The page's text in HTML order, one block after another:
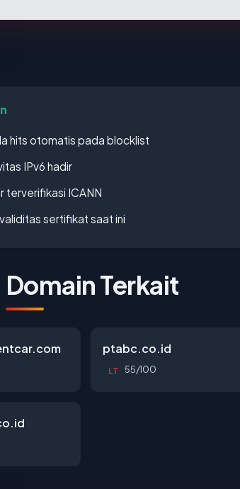
hits otomatis pada blocklist
IPv6 hadir
terverifikasi ICANN
sertifikat saat ini
Domain Terkait
ptabc.co.id
LT 55/100